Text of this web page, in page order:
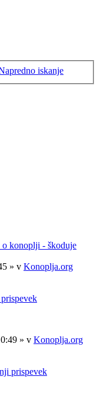
iskanje
o konoplji - škoduje
» v Konoplja.org
» v Konoplja.org
prispevek